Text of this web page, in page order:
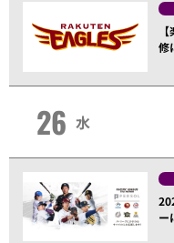
修
26 水
ー